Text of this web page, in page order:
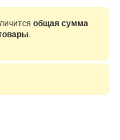
общая сумма
.